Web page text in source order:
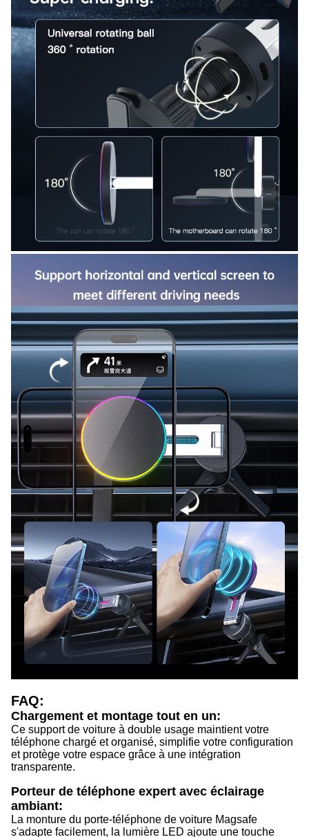
FAQ:
Chargement et montage tout en un:
Ce support de voiture à double usage maintient votre
téléphone chargé et organisé, simplifie votre configuration
et protège votre espace grâce à une intégration
transparente.
Porteur de téléphone expert avec éclairage
ambiant:
La monture du porte-téléphone de voiture Magsafe
s'adapte facilement, la lumière LED ajoute une touche